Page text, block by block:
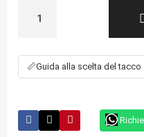
📏Guida alla scelta del tacco